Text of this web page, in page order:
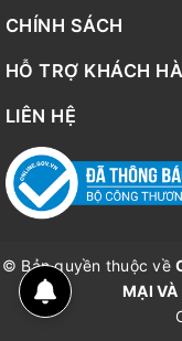
CHÍNH SÁCH
HỖ TRỢ KHÁCH
LIÊN HỆ
© Bản quyền thuộc về
MẠI VÀ